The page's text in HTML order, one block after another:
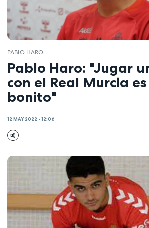
PABLO HARO
Pablo Haro: "Jugar
con el Real Murcia
bonito"
12 MAY 2022 - 12:06